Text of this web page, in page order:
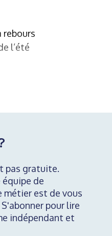
rebours
l’été
pas gratuite.
de
est de vous
pour lire
indépendant et